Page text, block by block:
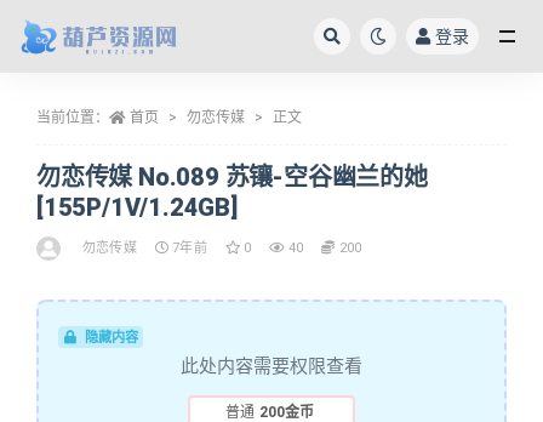
登录
当前位置： 首页 勿恋传媒 正文
勿恋传媒 No.089 苏镶-空谷幽兰的她
[155P/1V/1.24GB]
勿恋传媒 7年前 0 40 200
隐藏内容
此处内容需要权限查看
普通 200金币